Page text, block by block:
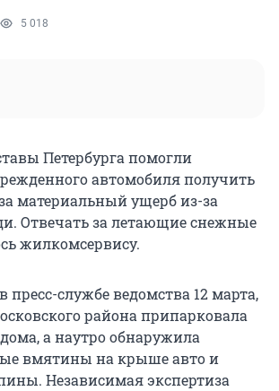
5 018
Петербурга помогли
автомобиля получить
материальный ущерб из-за
Отвечать за летающие снежные
жилкомсервису.
пресс-службе ведомства 12 марта,
района припарковала
а наутро обнаружила
вмятины на крыше авто и
Независимая экспертиза